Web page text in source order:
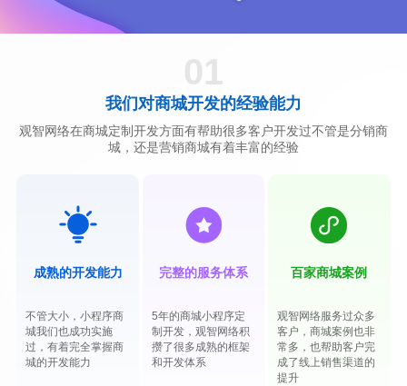
01
我们对商城开发的经验能力
观智网络在商城定制开发方面有帮助很多客户开发过不管是分销商
城，还是营销商城有着丰富的经验
成熟的开发能力
不管大小，小程序商
城我们也成功实施
过，有着完全掌握商
城的开发能力
完整的服务体系
5年的商城小程序定
制开发，观智网络积
攒了很多成熟的框架
和开发体系
百家商城案例
观智网络服务过众多
客户，商城案例也非
常多，也帮助客户完
成了线上销售渠道的
提升